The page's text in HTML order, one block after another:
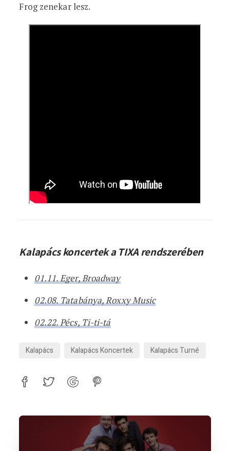
Frog zenekar lesz.
Kalapács koncertek a TIXA rendszerében
01.11. Eger, Broadway
02.08. Tatabánya, Roxxy Music
02.22. Pécs, Ti-ti-tá
Kalapács Kalapács Koncertek Kalapács Turné